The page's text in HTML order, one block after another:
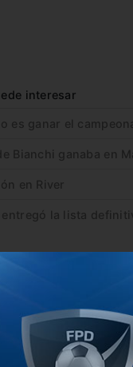
interesar
es ganar el
Bianchi ganaba en
en River
la lista